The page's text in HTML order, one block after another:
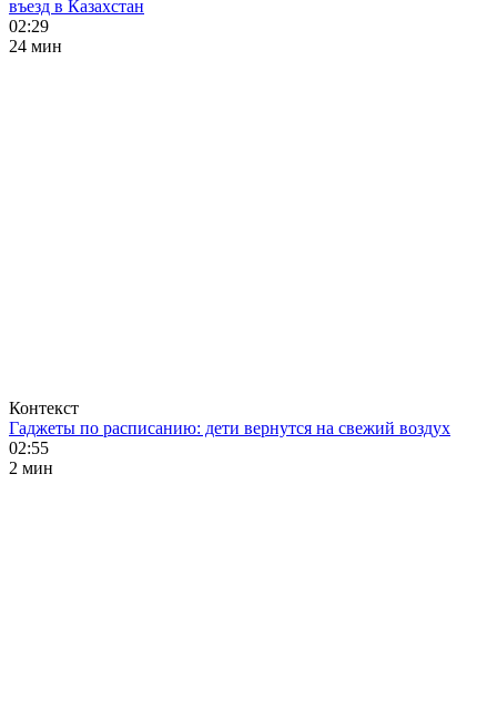
въезд в Казахстан
02:29
24 мин
Контекст
Гаджеты по расписанию: дети вернутся на свежий воздух
02:55
2 мин